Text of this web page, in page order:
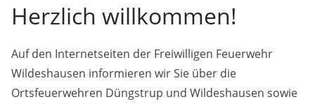
Herzlich willkommen!
Auf den Internetseiten der Freiwilligen Feuerwehr
Wildeshausen informieren wir Sie über die
Ortsfeuerwehren Düngstrup und Wildeshausen sowie